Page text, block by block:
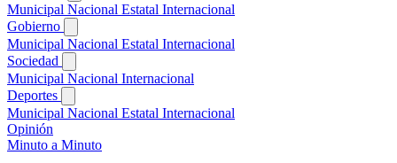
Municipal Nacional Estatal Internacional
Gobierno
Municipal Nacional Estatal Internacional
Sociedad
Municipal Nacional Internacional
Deportes
Municipal Nacional Estatal Internacional
Opinión
Minuto a Minuto